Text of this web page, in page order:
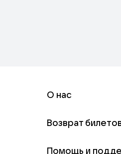
О нас
Возврат
Помощь и